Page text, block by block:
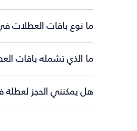
ما نوع باقات العطلات
ما الذي تشمله باقات
هل يمكنني الحجز لعطلة